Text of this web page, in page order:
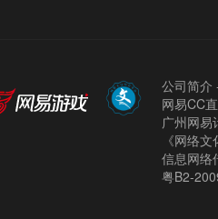
公司简介
网易CC
广州网
《网络
信息网络
粤B2-